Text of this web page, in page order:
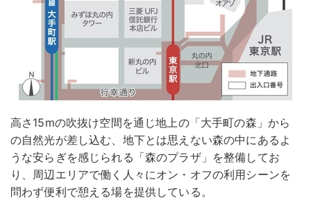
高さ15mの吹抜け空間を通じ地上の「大手町の森」から
の自然光が差し込む、地下とは思えない森の中にあるよ
うな安らぎを感じられる「森のプラザ」を整備してお
り、周辺エリアで働く人々にオン・オフの利用シーンを
問わず便利で憩える場を提供している。